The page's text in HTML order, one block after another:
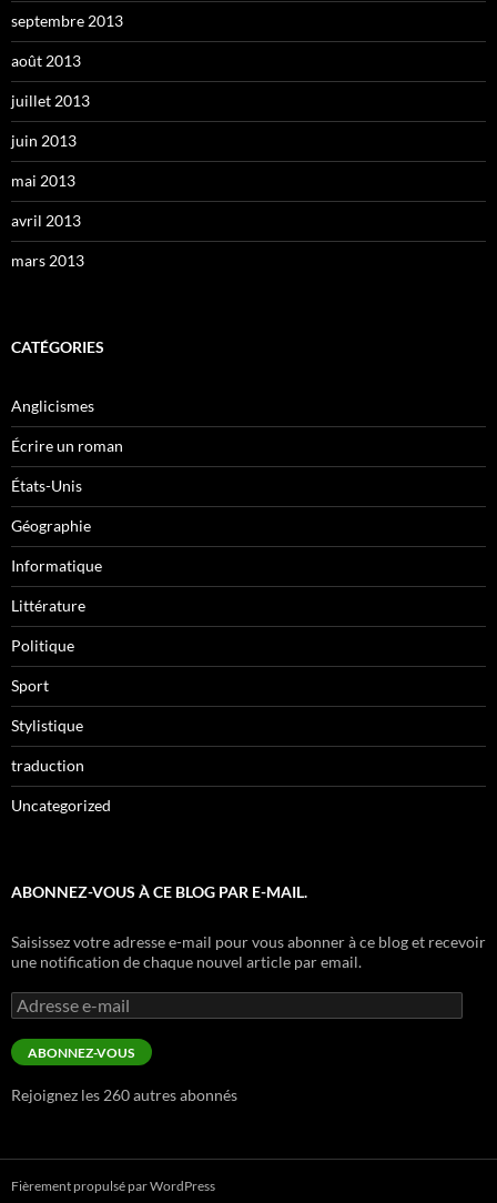
septembre 2013
août 2013
juillet 2013
juin 2013
mai 2013
avril 2013
mars 2013
CATÉGORIES
Anglicismes
Écrire un roman
États-Unis
Géographie
Informatique
Littérature
Politique
Sport
Stylistique
traduction
Uncategorized
ABONNEZ-VOUS À CE BLOG PAR E-MAIL.
Saisissez votre adresse e-mail pour vous abonner à ce blog et recevoir
une notification de chaque nouvel article par email.
Adresse
e-
mail
ABONNEZ-VOUS
Rejoignez les 260 autres abonnés
Fièrement propulsé par WordPress